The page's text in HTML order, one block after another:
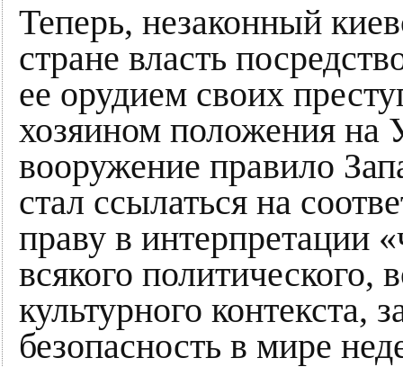
Теперь, незаконный
стране власть
ее орудием своих
хозяином положения на
вооружение правило
стал ссылаться на
праву в интерпретации
всякого политического,
культурного контекста,
безопасность в мире